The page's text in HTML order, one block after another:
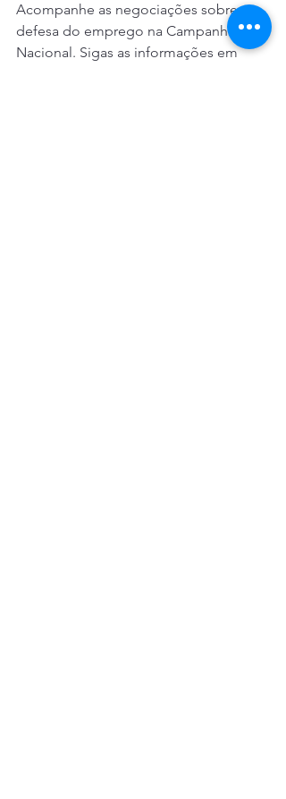
Acompanhe as negociações sobre a
defesa do emprego na Campanha
Nacional. Sigas as informações em